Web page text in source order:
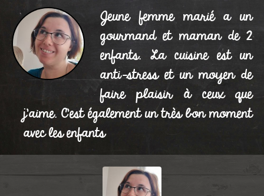
Jeune femme marié a un
gourmand et maman de 2
enfants. La cuisine est un
anti-stress et un moyen de
faire plaisir à ceux que
j'aime. C'est également un très bon moment
avec les enfants